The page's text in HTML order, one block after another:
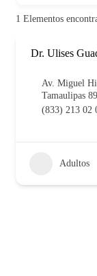
1 Elementos
Dr. Ulises
Av. Miguel
Tamaulipas
(833) 213 02
Adultos